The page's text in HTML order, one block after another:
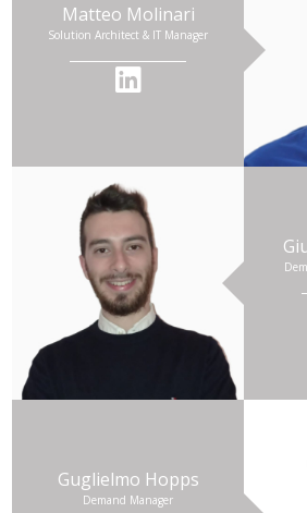
Matteo Molinari
Solution Architect & IT Manager
Guglielmo Hopps
Demand Manager